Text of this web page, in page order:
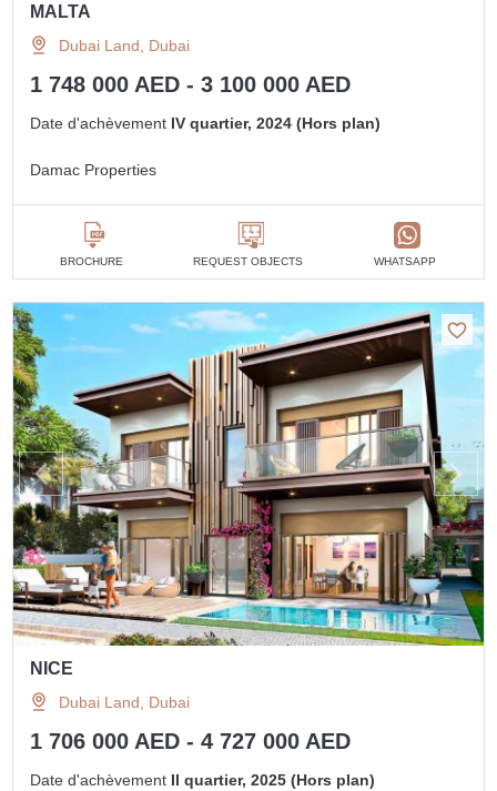
MALTA
Dubai Land, Dubai
1 748 000 AED - 3 100 000 AED
Date d'achèvement IV quartier, 2024 (Hors plan)
Damac Properties
BROCHURE REQUEST OBJECTS WHATSAPP
NICE
Dubai Land, Dubai
1 706 000 AED - 4 727 000 AED
Date d'achèvement II quartier, 2025 (Hors plan)